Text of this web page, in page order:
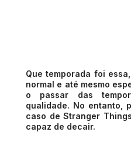
Que temporada foi
normal e até mesmo
o passar das
qualidade. No entanto,
caso de Stranger
capaz de decair.